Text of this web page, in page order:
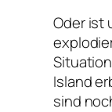
Oder ist
Island
sind